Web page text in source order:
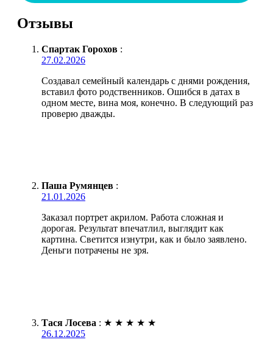
Отзывы
Спартак Горохов :
27.02.2026
Создавал семейный календарь с днями рождения,
вставил фото родственников. Ошибся в датах в
одном месте, вина моя, конечно. В следующий раз
проверю дважды.
Паша Румянцев :
21.01.2026
Заказал портрет акрилом. Работа сложная и
дорогая. Результат впечатлил, выглядит как
картина. Светится изнутри, как и было заявлено.
Деньги потрачены не зря.
Тася Лосева : ★ ★ ★ ★ ★
26.12.2025